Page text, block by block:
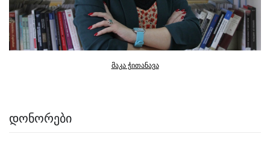
მაკა ჭითანავა
ᲓᲝᲜᲝᲠᲔᲑᲘ